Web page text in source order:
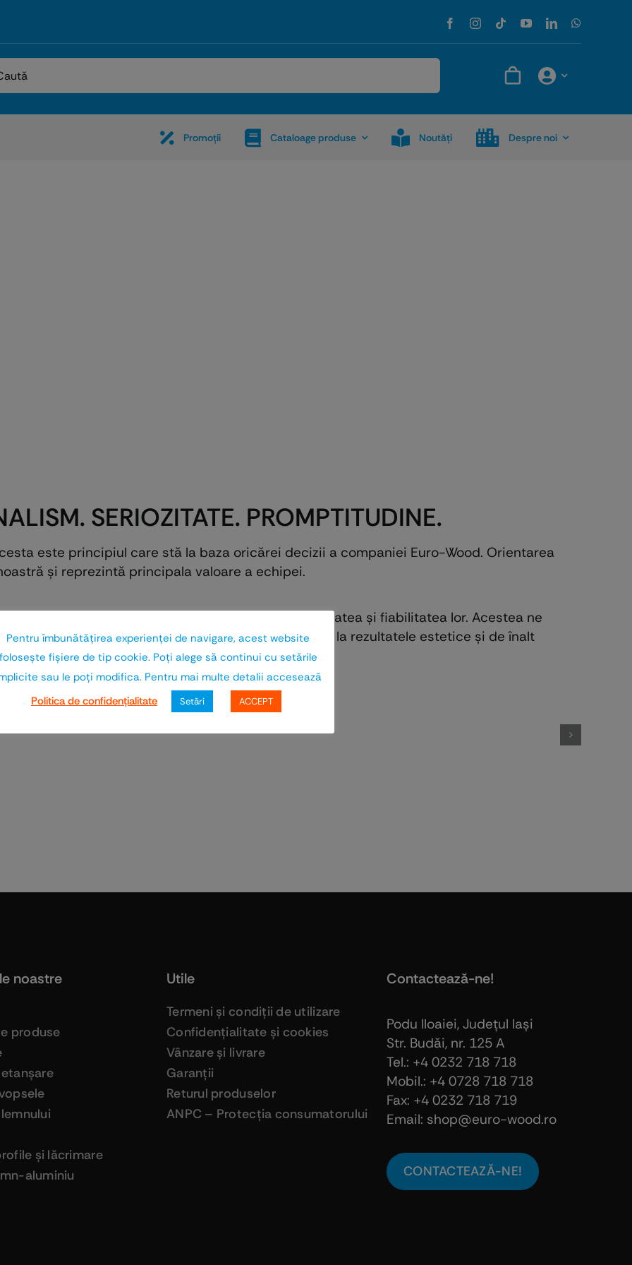
Promoţii Cataloage produse Noutăţi Despre noi
SERIOZITATE. PROMPTITUDINE.
este principiul care stă la baza oricărei decizii a companiei Euro-Wood. Orientarea
şi reprezintă principala valoare a echipei.
Schweiz
: Folosim produsele Euro-Wood pentru calitatea și fiabilitatea lor. Acestea ne
să obținem finisaje uniforme și durabile, contribuind la rezultatele estetice și de înalt
pe care le urmărim în proiectele noastre.
TEHNICA SCHWEIZ IMPEX SRL
noastre
produse
şi lăcrimare
aluminiu
Utile
Termeni şi condiţii de utilizare
Confidenţialitate şi cookies
Vânzare şi livrare
Garanţii
Returul produselor
ANPC – Protecţia consumatorului
Contactează-ne!
Podu Iloaiei, Judeţul Iaşi
Str. Budăi, nr. 125 A
Tel.: +4 0232 718 718
Mobil.: +4 0728 718 718
Fax: +4 0232 718 719
Email: shop@euro-wood.ro
CONTACTEAZĂ-NE!
Pentru îmbunătăţirea experienţei de navigare, acest website
foloseşte fişiere de tip cookie. Poţi alege să continui cu setările
sau le poţi modifica. Pentru mai multe detalii accesează
Politica de confidenţialitate
Setări ACCEPT